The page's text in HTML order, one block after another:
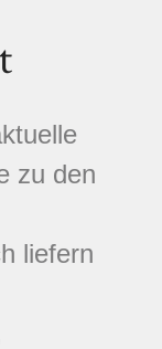
zu den
liefern